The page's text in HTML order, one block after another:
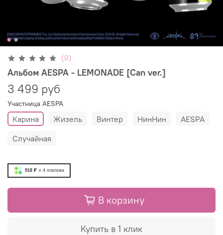
(0)
Альбом AESPA - LEMONADE [Can ver.]
3 499 руб
Участница AESPA
Карина Жизель Винтер НинНин
АESPA
Случайная
918 ₽ x 4 платежа
В корзину
Купить в 1 клик